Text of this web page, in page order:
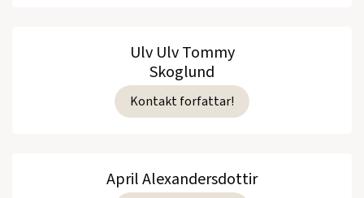
Ulv Ulv Tommy
Skoglund
Kontakt forfattar!
April Alexandersdottir